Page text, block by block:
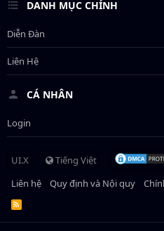
DANH MỤC CHÍNH
Diễn Đàn
Liên Hệ
CÁ NHÂN
Login
UI.X
Tiếng Việt
Liên hệ
Quy định và Nội quy
R
S
S